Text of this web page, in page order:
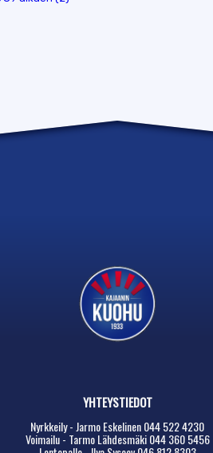
YHTEYSTIEDOT
Nyrkkeily - Jarmo Eskelinen 044 522 4230
Voimailu - Tarmo Lähdesmäki 044 360 5456